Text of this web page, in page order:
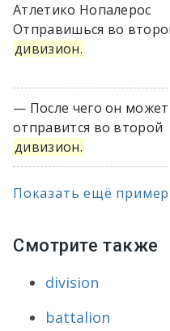
Атлетико Нопалерос
Отправишься во
дивизион.
— После чего он может
отправится во второй
дивизион.
Показать ещё
Смотрите также
division
battalion